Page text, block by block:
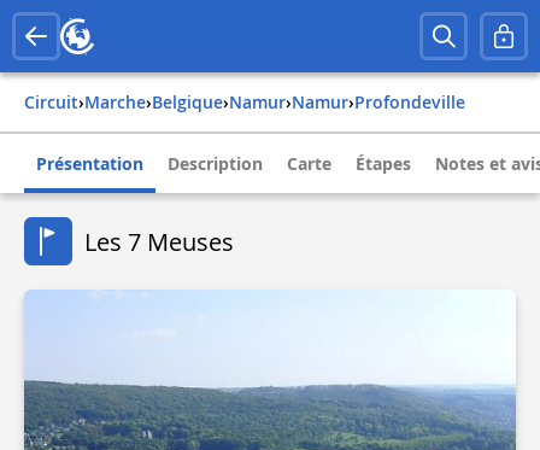
Circuit› Marche› belgique› namur› namur› profondeville
Présentation Description Carte Étapes Notes et
Les 7 Meuses